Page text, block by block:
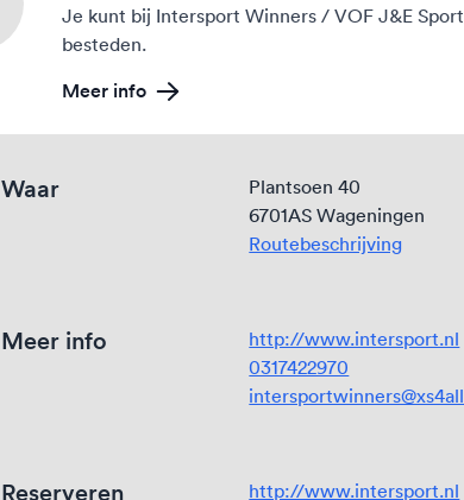
Je kunt bij Intersport Winners / VOF J&E
besteden.
Meer info
Waar
Plantsoen 40
6701AS Wageningen
Routebeschrijving
Meer info
http://www.intersport.nl
0317422970
Reserveren http://www.intersport.nl